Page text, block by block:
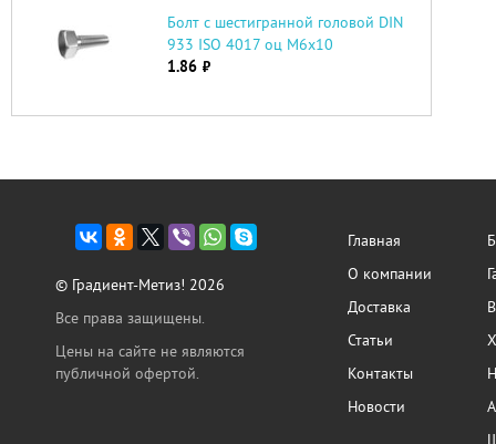
Болт с шестигранной головой DIN
933 ISO 4017 оц М6х10
1.86 руб.
© Градиент-Метиз! 2026
Все права защищены.
Цены на сайте не являются
публичной офертой.
Главная
О компании
Доставка
Статьи
Контакты
Новости